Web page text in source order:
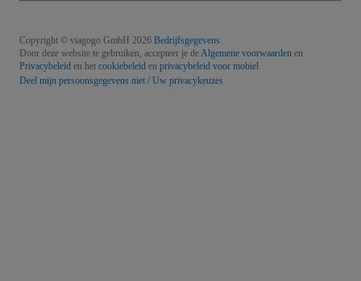
Copyright © viagogo GmbH 2026 Bedrijfsgegevens
Door deze website te gebruiken, accepteer je deAlgemene voorwaarden en
Privacybeleid en het cookiebeleid en privacybeleid voor mobiel
Deel mijn persoonsgegevens niet / Uw privacykeuzes